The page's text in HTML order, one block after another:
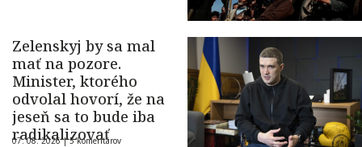
Zelenskyj by sa mal
mať na pozore.
Minister, ktorého
odvolal hovorí, že na
jeseň sa to bude iba
radikalizovať
07. 08. 2026 |5 komentárov